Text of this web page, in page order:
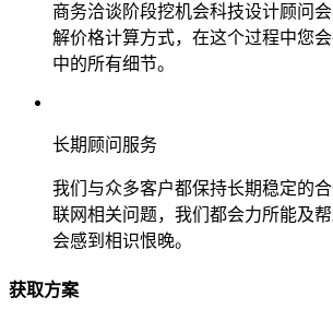
商务洽谈阶段挖机会科技设计顾问
解价格计算方式，在这个过程中您
中的所有细节。
长期顾问服务
我们与众多客户都保持长期稳定的
联网相关问题，我们都会力所能及
会感到相识恨晚。
获取方案